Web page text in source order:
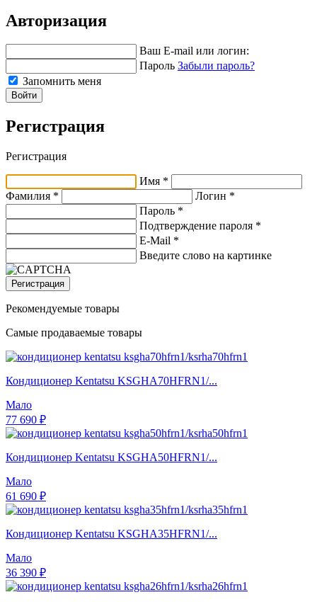
Авторизация
Ваш E-mail или логин:
Пароль Забыли пароль?
Запомнить меня
Войти
Регистрация
Регистрация
Имя *
Фамилия *
Логин *
Пароль *
Подтверждение пароля *
E-Mail *
Введите слово на картинке
Регистрация
Рекомендуемые товары
Самые продаваемые товары
Кондиционер Kentatsu KSGHA70HFRN1/...
Мало
77 690 ₽
Кондиционер Kentatsu KSGHA50HFRN1/...
Мало
61 690 ₽
Кондиционер Kentatsu KSGHA35HFRN1/...
Мало
36 390 ₽